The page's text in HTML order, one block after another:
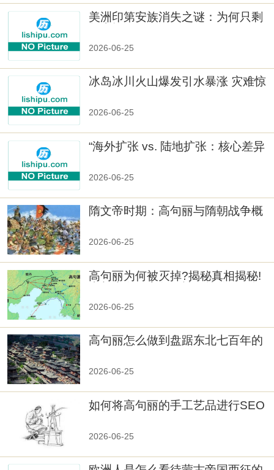
美洲印第安族消失之谜：为何只剩
2026-06-25
冰岛冰川火山爆发引水暴涨 灾难惊
2026-06-25
“海外扩张 vs. 陆地扩张：核心差异
2026-06-25
隋文帝时期：高句丽与隋朝战争概
2026-06-25
高句丽为何被灭掉?揭秘真相揭秘!
2026-06-25
高句丽怎么做到盘踞东北七百年的
2026-06-25
如何将高句丽的手工艺品进行SEO
2026-06-25